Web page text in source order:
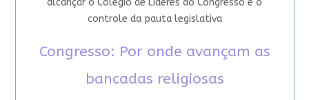
alcançar o Colégio de Líderes do Congresso e o
controle da pauta legislativa
Congresso: Por onde avançam as
bancadas religiosas